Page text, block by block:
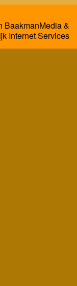
BaakmanMedia&
Internet Services